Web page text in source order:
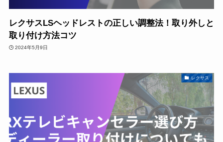
レクサスLSヘッドレストの正しい調整法！取り外しと
取り付け方法コツ
2024年5月9日
レクサス